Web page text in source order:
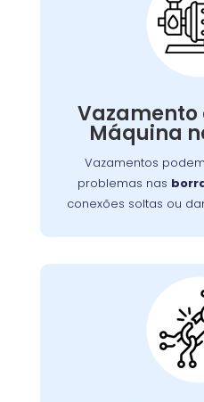
Vazamento
Máquina
Vazamentos
problemas nas
conexões soltas ou
Vazamento
Máquina
Vazamentos
mangueiras
Além de
lava e seca
vazamentos podem
aumentar o
Máquina
A resistência de